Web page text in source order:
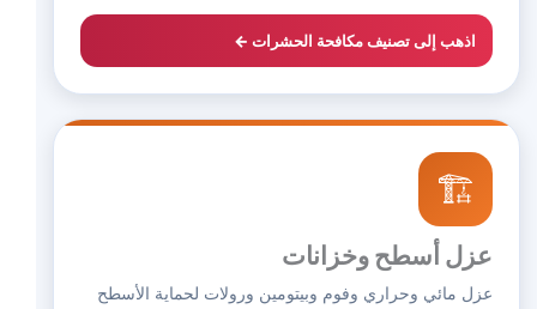
اذهب إلى تصنيف مكافحة الحشرات ←
🏗️
عزل أسطح وخزانات
عزل مائي وحراري وفوم وبيتومين ورولات لحماية الأسطح